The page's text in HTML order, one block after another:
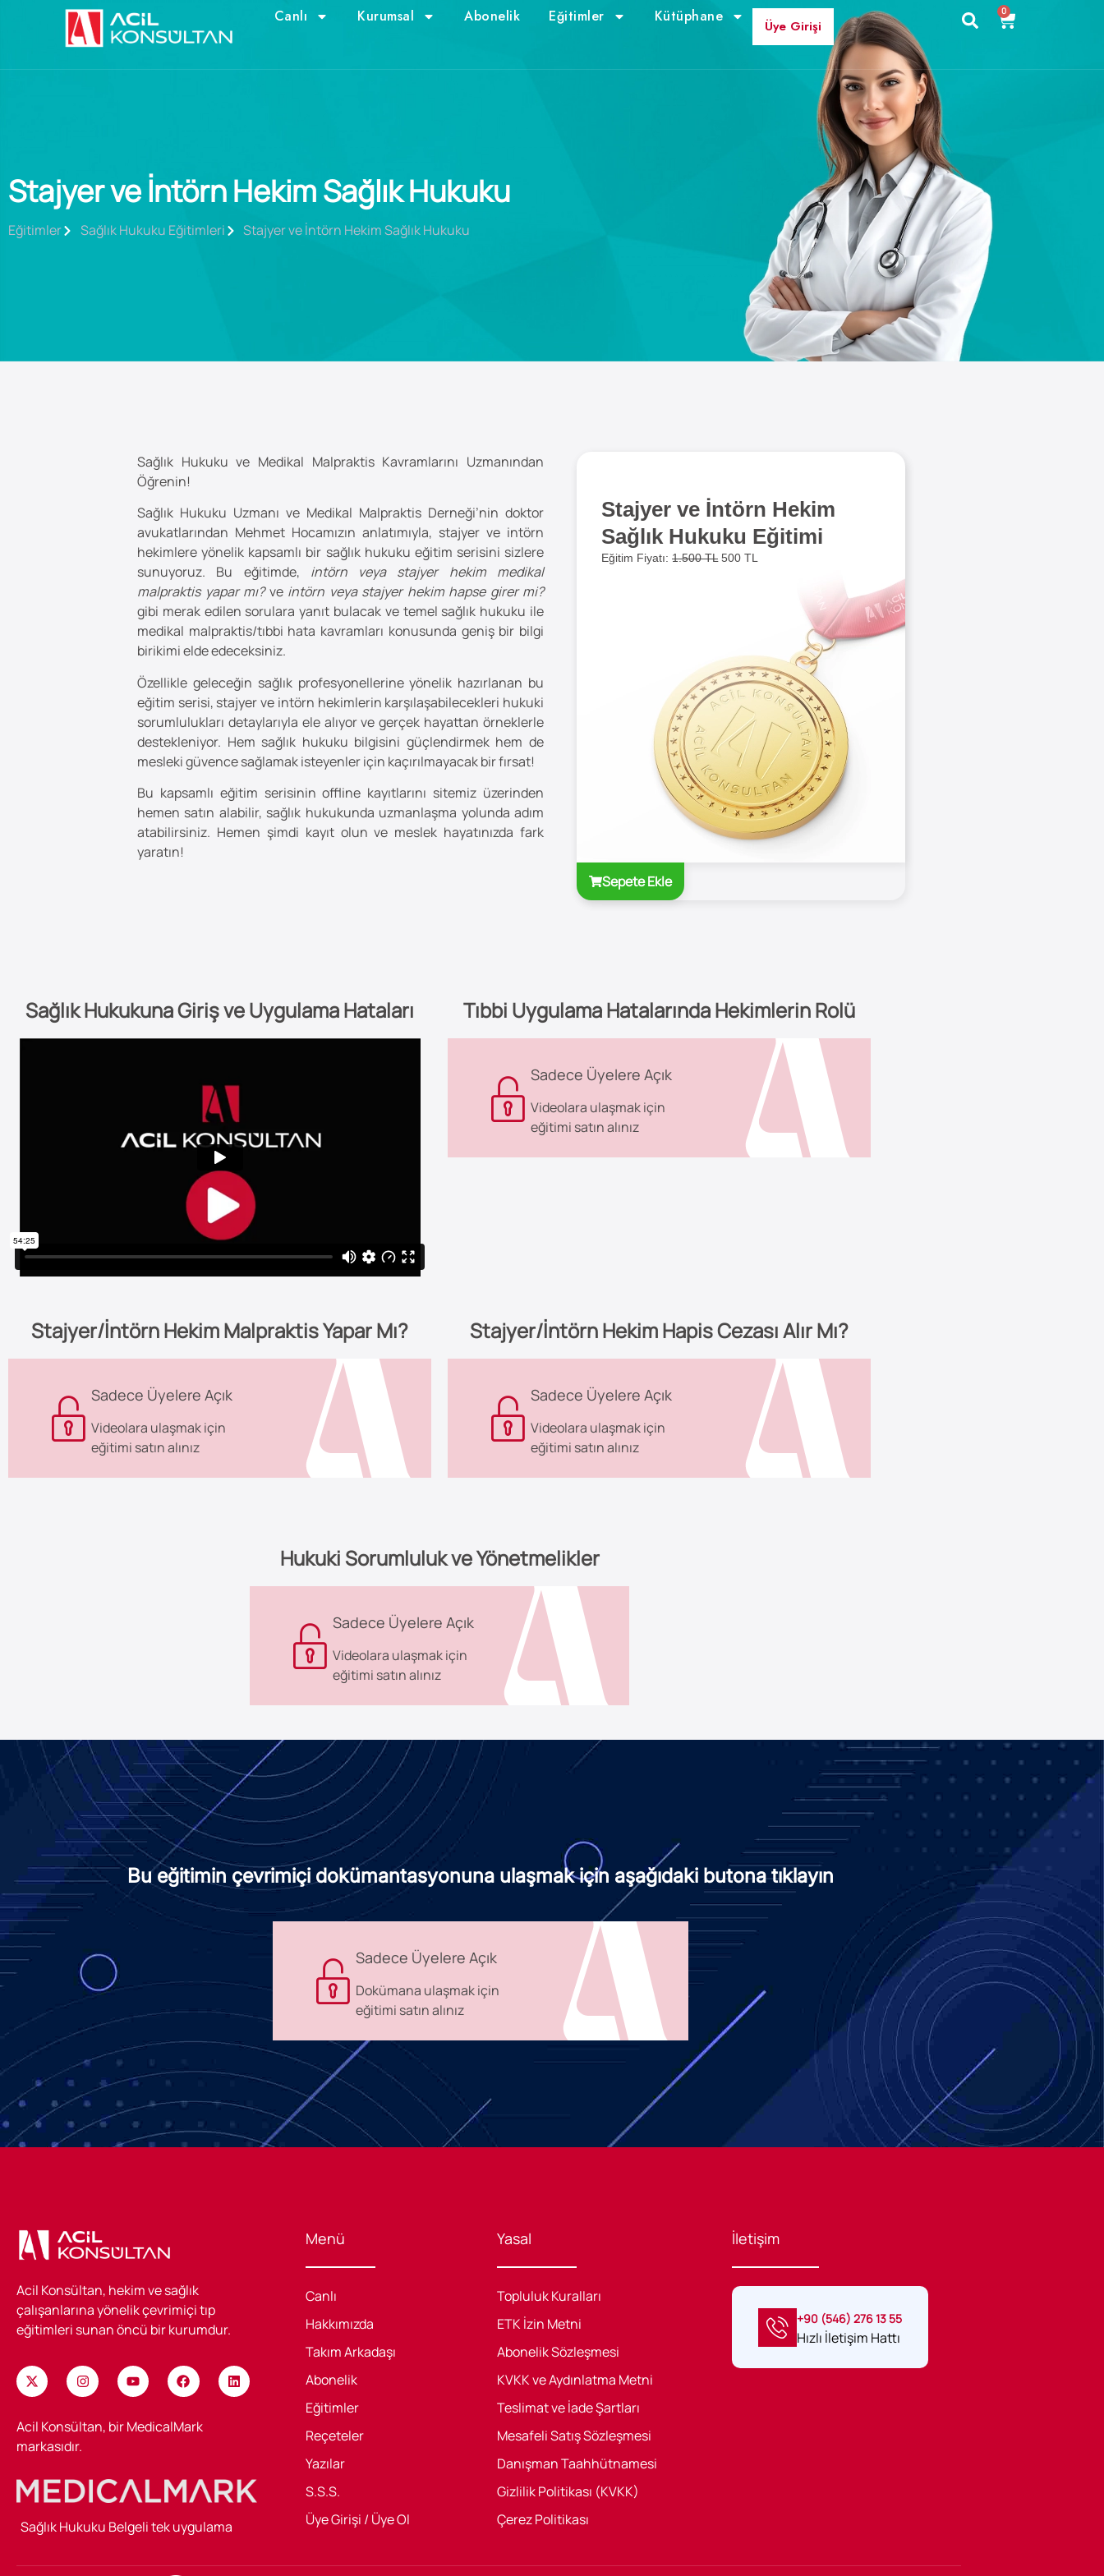
Canlı Kurumsal Abonelik Eğitimler Kütüphane
Üye Girişi
0
Stajyer ve İntörn Hekim Sağlık Hukuku
Eğitimler Sağlık Hukuku Eğitimleri Stajyer ve İntörn Hekim Sağlık Hukuku​
Sağlık Hukuku ve Medikal Malpraktis Kavramlarını Uzmanından
Öğrenin!
Sağlık Hukuku Uzmanı ve Medikal Malpraktis Derneği’nin doktor
avukatlarından Mehmet Hocamızın anlatımıyla, stajyer ve intörn
hekimlere yönelik kapsamlı bir sağlık hukuku eğitim serisini sizlere
sunuyoruz. Bu eğitimde, intörn veya stajyer hekim medikal
malpraktis yapar mı?ve intörn veya stajyer hekim hapse girer mi?
gibi merak edilen sorulara yanıt bulacak ve temel sağlık hukuku ile
medikal malpraktis/tıbbi hata kavramları konusunda geniş bir bilgi
birikimi elde edeceksiniz.
Özellikle geleceğin sağlık profesyonellerine yönelik hazırlanan bu
eğitim serisi, stajyer ve intörn hekimlerin karşılaşabilecekleri hukuki
sorumlulukları detaylarıyla ele alıyor ve gerçek hayattan örneklerle
destekleniyor. Hem sağlık hukuku bilgisini güçlendirmek hem de
mesleki güvence sağlamak isteyenler için kaçırılmayacak bir fırsat!
Bu kapsamlı eğitim serisinin offline kayıtlarını sitemiz üzerinden
hemen satın alabilir, sağlık hukukunda uzmanlaşma yolunda adım
atabilirsiniz. Hemen şimdi kayıt olun ve meslek hayatınızda fark
yaratın!
Stajyer ve İntörn Hekim
Sağlık Hukuku Eğitimi
Eğitim Fiyatı: 1.500 TL 500 TL
Sepete Ekle
Sağlık Hukukuna Giriş ve Uygulama Hataları Tıbbi Uygulama Hatalarında Hekimlerin Rolü
Sadece Üyelere Açık
Videolara ulaşmak için
eğitimi satın alınız
Stajyer/İntörn Hekim Malpraktis Yapar Mı?
Sadece Üyelere Açık
Videolara ulaşmak için
eğitimi satın alınız
Stajyer/İntörn Hekim Hapis Cezası Alır Mı?
Sadece Üyelere Açık
Videolara ulaşmak için
eğitimi satın alınız
Hukuki Sorumluluk ve Yönetmelikler
Sadece Üyelere Açık
Videolara ulaşmak için
eğitimi satın alınız
Bu eğitimin çevrimiçi dokümantasyonuna ulaşmak için aşağıdaki butona tıklayın
Sadece Üyelere Açık
Dokümana ulaşmak için
eğitimi satın alınız
Acil Konsültan, hekim ve sağlık
çalışanlarına yönelik çevrimiçi tıp
eğitimleri sunan öncü bir kurumdur.
Acil Konsültan, bir MedicalMark
markasıdır.
Menü
Canlı
Hakkımızda
Takım Arkadaşı
Abonelik
Eğitimler
Reçeteler
Yazılar
S.S.S.
Üye Girişi / Üye Ol
Yasal
Topluluk Kuralları
ETK İzin Metni
Abonelik Sözleşmesi
KVKK ve Aydınlatma Metni
Teslimat ve İade Şartları
Mesafeli Satış Sözleşmesi
Danışman Taahhütnamesi
Gizlilik Politikası (KVKK)
Çerez Politikası
İletişim
+90 (546) 276 13 55
Hızlı İletişim Hattı
Sağlık Hukuku Belgeli tek uygulama